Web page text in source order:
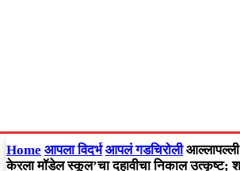
Home आपला विदर्भ आपलं गडचिरोली आल्लापल्ली
केरला मॉडेल स्कूल’चा दहावीचा निकाल उत्कृष्ट;